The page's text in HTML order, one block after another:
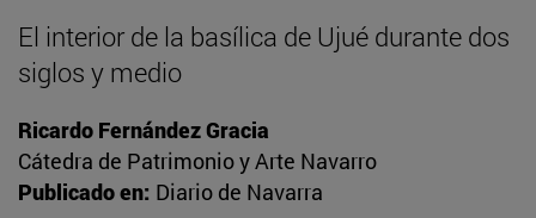
El interior de la basílica de Ujué durante dos
siglos y medio
Ricardo Fernández Gracia
Cátedra de Patrimonio y Arte Navarro
Publicado en: Diario de Navarra